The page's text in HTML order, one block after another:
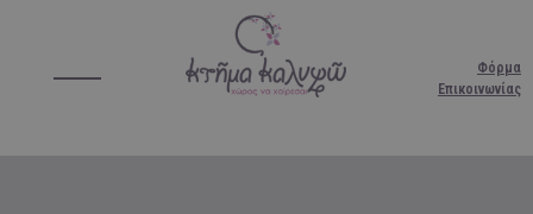
Φόρμα
Επικοινωνίας